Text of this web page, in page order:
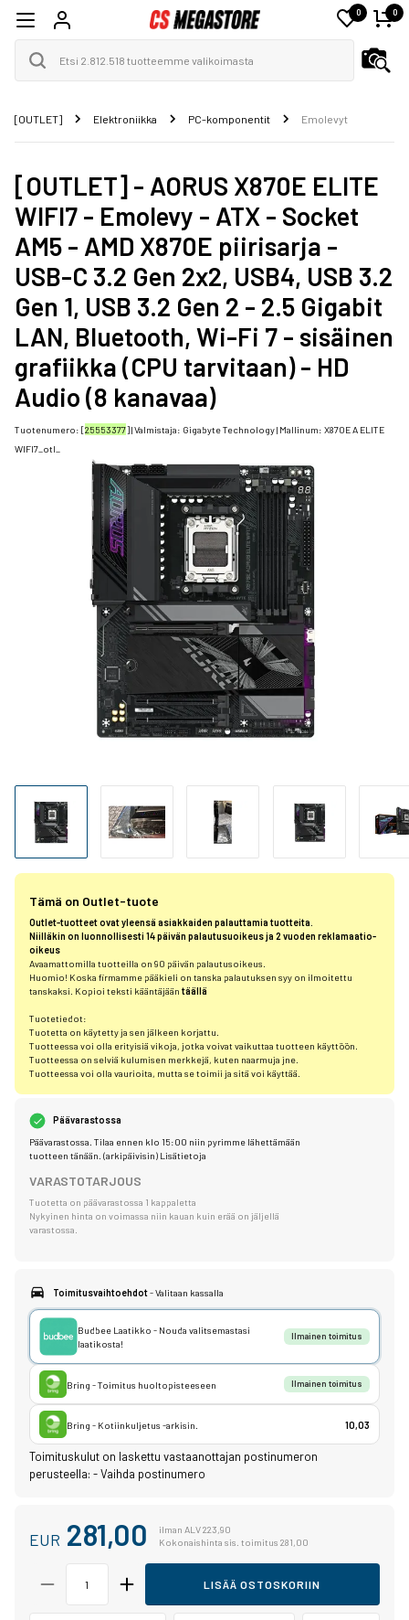
0 0
[OUTLET] Elektroniikka PC-komponentit Emolevyt
[OUTLET] - AORUS X870E ELITE
WIFI7 - Emolevy - ATX - Socket
AM5 - AMD X870E piirisarja -
USB-C 3.2 Gen 2x2, USB4, USB 3.2
Gen 1, USB 3.2 Gen 2 - 2.5 Gigabit
LAN, Bluetooth, Wi-Fi 7 - sisäinen
grafiikka (CPU tarvitaan) - HD
Audio (8 kanavaa)
Tuotenumero: [25553377] | Valmistaja: Gigabyte Technology| Mallinum: X870E A ELITE
WIFI7_otl_
Tämä on Outlet-tuote
Outlet-tuotteet ovat yleensä asiakkaiden palauttamia tuotteita.
Niilläkin on luonnollisesti 14 päivän palautusuoikeus ja 2 vuoden reklamaatio-
oikeus
Avaamattomilla tuotteilla on 90 päivän palautusoikeus.
Huomio! Koska firmamme pääkieli on tanska palautuksen syy on ilmoitettu
tanskaksi. Kopioi teksti kääntäjään täällä
Tuotetiedot:
Tuotetta on käytetty ja sen jälkeen korjattu.
Tuotteessa voi olla erityisiä vikoja, jotka voivat vaikuttaa tuotteen käyttöön.
Tuotteessa on selviä kulumisen merkkejä, kuten naarmuja jne.
Tuotteessa voi olla vaurioita, mutta se toimii ja sitä voi käyttää.
Päävarastossa
Päävarastossa. Tilaa ennen klo 15:00 niin pyrimme lähettämään
tuotteen tänään. (arkipäivisin) Lisätietoja
VARASTOTARJOUS
Tuotetta on päävarastossa 1 kappaletta
Nykyinen hinta on voimassa niin kauan kuin erää on jäljellä
varastossa.
Toimitusvaihtoehdot- Valitaan kassalla
Budbee Laatikko - Nouda valitsemastasi
laatikosta!
Ilmainen toimitus
Bring - Toimitus huoltopisteeseen Ilmainen toimitus
Bring - Kotiinkuljetus -arkisin. 10,03
Toimituskulut on laskettu vastaanottajan postinumeron
perusteella: -Vaihda postinumero
EUR 281,00
ilman ALV 223,90
Kokonaishinta sis. toimitus 281,00
LISÄÄ OSTOSKORIIN